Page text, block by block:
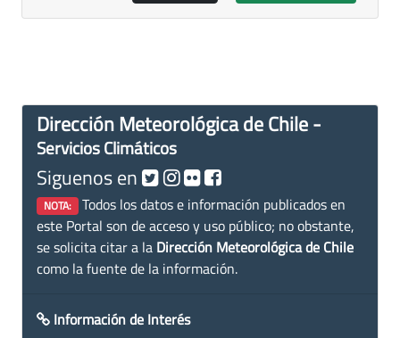
Dirección Meteorológica de Chile -
Servicios Climáticos
Siguenos en
NOTA: Todos los datos e información publicados en
este Portal son de acceso y uso público; no obstante,
se solicita citar a la Dirección Meteorológica de Chile
como la fuente de la información.
Información de Interés